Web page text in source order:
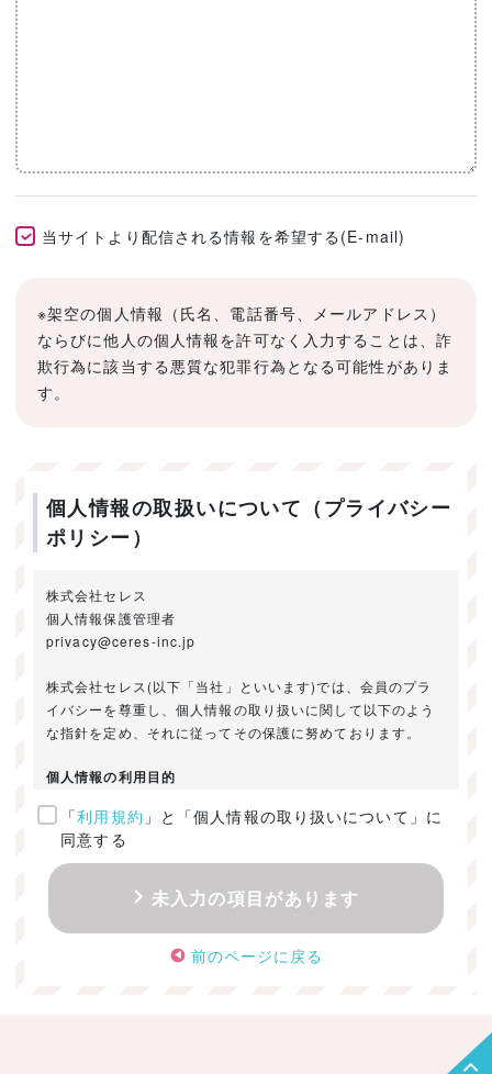
当サイトより配信される情報を希望する(E-mail)
※架空の個人情報（氏名、電話番号、メールアドレス）
ならびに他人の個人情報を許可なく入力することは、詐
欺行為に該当する悪質な犯罪行為となる可能性がありま
す。
個人情報の取扱いについて（プライバシー
ポリシー）
株式会社セレス
個人情報保護管理者
privacy@ceres-inc.jp
株式会社セレス(以下「当社」といいます)では、会員のプラ
イバシーを尊重し、個人情報の取り扱いに関して以下のよう
な指針を定め、それに従ってその保護に努めております。
個人情報の利用目的
ご提供いただきました個人情報は、以下のためにのみ利用い
たします。
・お問い合わせに対する回答及び資料送付のご連絡
・当社のお客様向けサービスの提供
・本人確認
・サービスの開発・改善のための分析
「利用規約 」と「個人情報の取り扱いについて」に
同意する
未入力の項目があります
前のページに戻る